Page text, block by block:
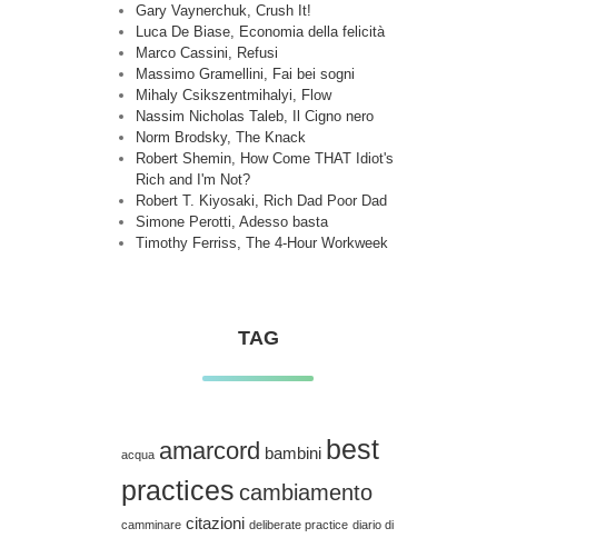
Gary Vaynerchuk, Crush It!
Luca De Biase, Economia della felicità
Marco Cassini, Refusi
Massimo Gramellini, Fai bei sogni
Mihaly Csikszentmihalyi, Flow
Nassim Nicholas Taleb, Il Cigno nero
Norm Brodsky, The Knack
Robert Shemin, How Come THAT Idiot's
Rich and I'm Not?
Robert T. Kiyosaki, Rich Dad Poor Dad
Simone Perotti, Adesso basta
Timothy Ferriss, The 4-Hour Workweek
TAG
acqua amarcord bambini best
practices cambiamento
camminare citazioni deliberate practice diario di